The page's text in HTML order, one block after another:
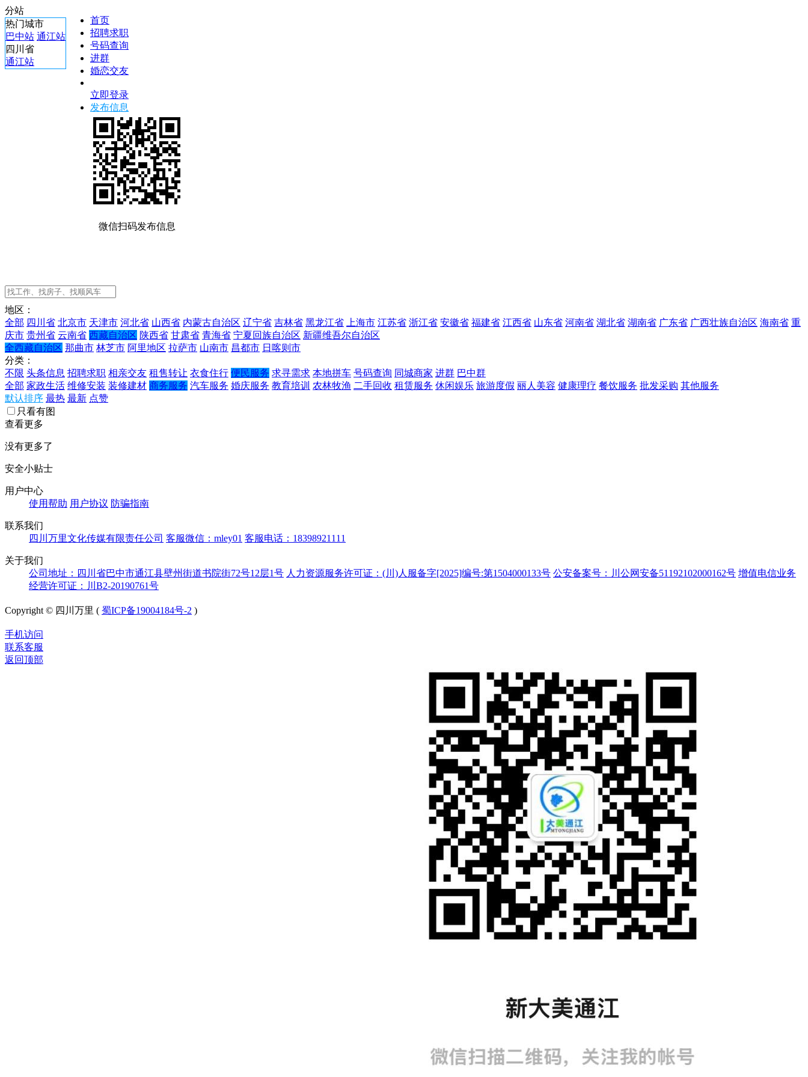
分站
热门城市
巴中站 通江站
四川省
通江站
首页
招聘求职
号码查询
进群
婚恋交友
立即登录
发布信息
微信扫码发布信息
地区：
全部 四川省 北京市 天津市 河北省 山西省 内蒙古自治区 辽宁省 吉林省 黑龙江省 上海市 江苏省 浙江省 安徽省 福建省 江西省 山东省 河南省 湖北省 湖南省 广东省 广西壮族自治区 海南省 重
庆市 贵州省 云南省 西藏自治区 陕西省 甘肃省 青海省 宁夏回族自治区 新疆维吾尔自治区
全西藏自治区 那曲市 林芝市 阿里地区 拉萨市 山南市 昌都市 日喀则市
分类：
不限 头条信息 招聘求职 相亲交友 租售转让 衣食住行 便民服务 求寻需求 本地拼车 号码查询 同城商家 进群 巴中群
全部 家政生活 维修安装 装修建材 商务服务 汽车服务 婚庆服务 教育培训 农林牧渔 二手回收 租赁服务 休闲娱乐 旅游度假 丽人美容 健康理疗 餐饮服务 批发采购 其他服务
默认排序 最热 最新 点赞
只看有图
查看更多
没有更多了
安全小贴士
用户中心
使用帮助 用户协议 防骗指南
联系我们
四川万里文化传媒有限责任公司 客服微信：mley01 客服电话：18398921111
关于我们
公司地址：四川省巴中市通江县壁州街道书院街72号12层1号 人力资源服务许可证：(川)人服备字[2025]编号:第1504000133号 公安备案号：川公网安备51192102000162号 增值电信业务
经营许可证：川B2-20190761号
Copyright © 四川万里 ( 蜀ICP备19004184号-2 )
手机访问
联系客服
返回顶部